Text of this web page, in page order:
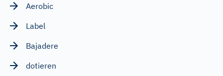
Aerobic
Label
Bajadere
dotieren